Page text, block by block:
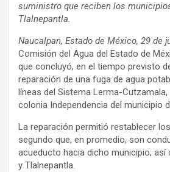
suministro que reciben los
Tlalnepantla.
Naucalpan, Estado de México, 29 de
Comisión del Agua del Estado de
que concluyó, en el tiempo previsto
reparación de una fuga de agua
líneas del Sistema Lerma-
colonia Independencia del municipio
La reparación permitió restablecer
segundo que, en promedio, son
acueducto hacia dicho municipio, así
y Tlalnepantla.